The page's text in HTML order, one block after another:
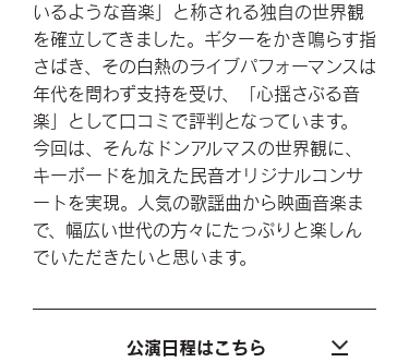
いるような音楽」と称される独自の世界観
を確立してきました。ギターをかき鳴らす指
さばき、その白熱のライブパフォーマンスは
年代を問わず支持を受け、「心揺さぶる音
楽」として口コミで評判となっています。
今回は、そんなドンアルマスの世界観に、
キーボードを加えた民音オリジナルコンサ
ートを実現。人気の歌謡曲から映画音楽ま
で、幅広い世代の方々にたっぷりと楽しん
でいただきたいと思います。
公演日程はこちら